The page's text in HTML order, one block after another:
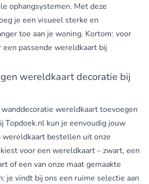
ophangsystemen. Met deze
je een visueel sterke en
toe aan je woning. Kortom: voor
een passende wereldkaart bij
wereldkaart decoratie bij
wereldkaart toevoegen
Topdoek.nl kun je eenvoudig jouw
bestellen uit onze
voor een wereldkaart – zwart, een
of een van onze maat gemaakte
je vindt bij ons een ruime selectie aan